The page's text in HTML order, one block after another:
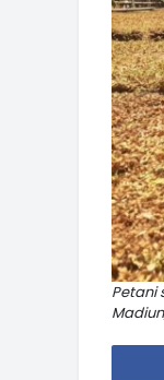
Petani